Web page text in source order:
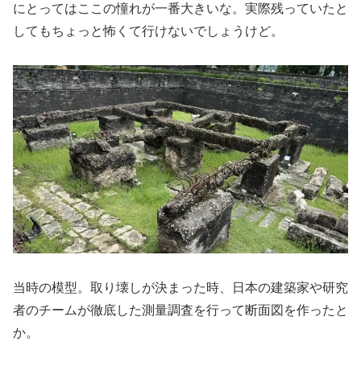
にとってはここの憧れが一番大きいな。実際残っていたと
してもちょっと怖くて行けないでしょうけど。
当時の模型。取り壊しが決まった時、日本の建築家や研究
者のチームが徹底した測量調査を行って断面図を作ったと
か。